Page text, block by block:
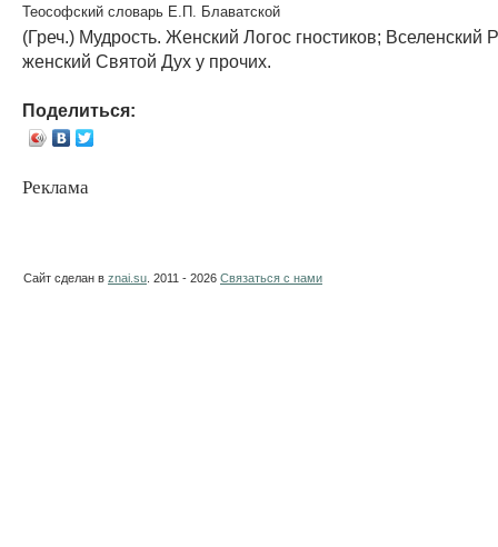
Теософский словарь Е.П. Блаватской
(Греч.) Мудрость. Женский Логос гностиков; Вселенский
женский Святой Дух у прочих.
Поделиться:
Реклама
Сайт сделан в znai.su . 2011 - 2026 Связаться с нами